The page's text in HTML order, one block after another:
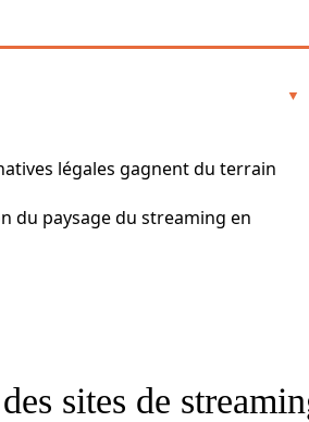
légales gagnent du terrain
du paysage du streaming en
sites de